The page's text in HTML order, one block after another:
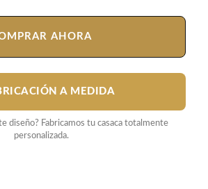
AHORA
A MEDIDA
diseño? Fabricamos tu casaca totalmente
personalizada.